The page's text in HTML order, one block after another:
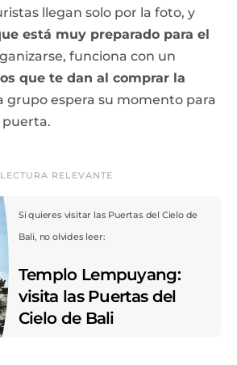
llegan solo por la foto, y
está muy preparado para el
funciona con un
que te dan al comprar la
grupo espera su momento para
puerta.
LECTURA RELEVANTE
Si quieres visitar las Puertas del Cielo de
Bali, no olvides leer:
Templo Lempuyang:
visita las Puertas del
Cielo de Bali